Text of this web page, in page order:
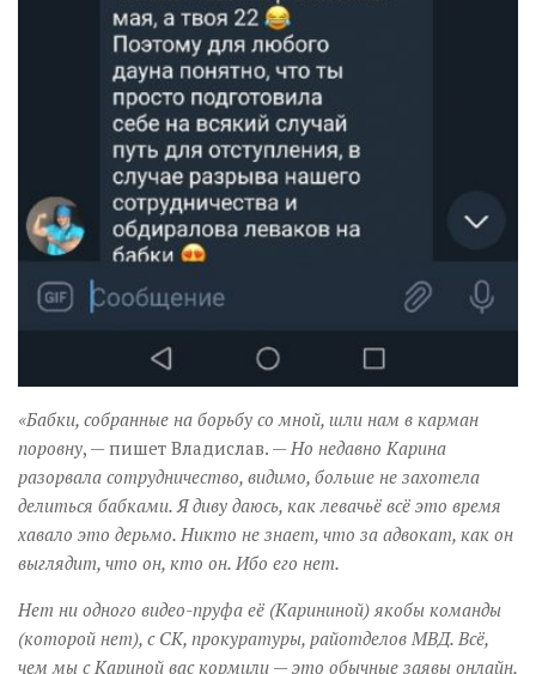
«Бабки, собранные на борьбу со мной, шли нам в карман
поровну, — пишет Владислав. —Но недавно Карина
разорвала сотрудничество, видимо, больше не захотела
делиться бабками. Я диву даюсь, как левачьё всё это время
хавало это дерьмо. Никто не знает, что за адвокат, как он
выглядит, что он, кто он. Ибо его нет.
Нет ни одного видео-пруфа её (Карининой) якобы команды
(которой нет), с СК, прокуратуры, райотделов МВД. Всё,
чем мы с Кариной вас кормили — это обычные заявы онлайн,